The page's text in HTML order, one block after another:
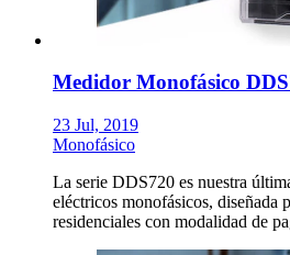
Medidor Monofásico
23 Jul, 2019
Monofásico
La serie DDS720 es nuestra
eléctricos monofásicos, diseñada
residenciales con modalidad de